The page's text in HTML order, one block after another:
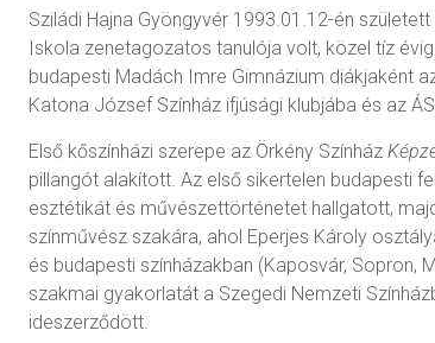
Sziládi Hajna Gyöngyvér 1993.01.12-én
Iskola zenetagozatos tanulója volt, közel tíz
budapesti Madách Imre Gimnázium diákjaként
Katona József Színház ifjúsági klubjába és az
Első kőszínházi szerepe az Örkény Színház
pillangót alakított. Az első sikertelen budapesti
esztétikát és művészettörténetet hallgatott,
színművész szakára, ahol Eperjes Károly
és budapesti színházakban (Kaposvár, Sopron,
szakmai gyakorlatát a Szegedi Nemzeti
ideszerződött.